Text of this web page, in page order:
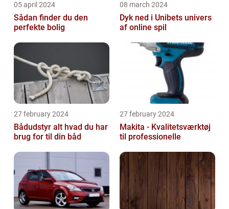
05 april 2024
Sådan finder du den
perfekte bolig
08 march 2024
Dyk ned i Unibets univers
af online spil
27 february 2024
Bådudstyr alt hvad du har
brug for til din båd
27 february 2024
Makita - Kvalitetsværktøj
til professionelle